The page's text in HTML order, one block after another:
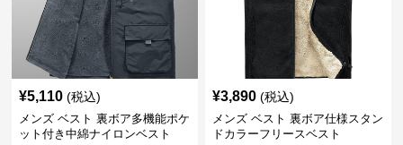
¥5,110 (税込)
メンズ ベスト 裏ボア多機能ポケ
ット付き中綿ナイロンベスト
¥3,890 (税込)
メンズ ベスト 裏ボア仕様スタン
ドカラーフリースベスト